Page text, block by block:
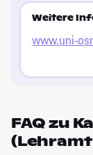
Weitere
www.uni-
FAQ zu